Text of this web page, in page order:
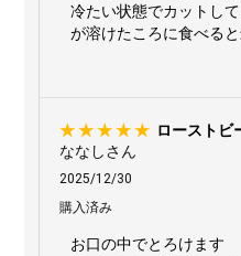
冷たい状態でカットし
が溶けたころに食べる
ローストビ
ななしさん
2025/12/30
購入済み
お口の中でとろけます